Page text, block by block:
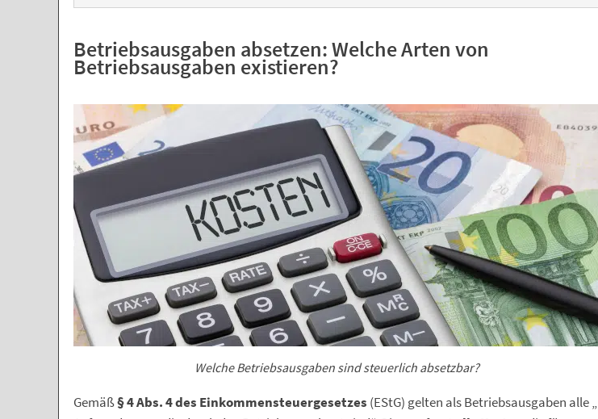
Betriebsausgaben absetzen: Welche Arten von
Betriebsausgaben existieren?
Welche Betriebsausgaben sind steuerlich absetzbar?
Gemäß§ 4 Abs. 4 des Einkommensteuergesetzes (EStG) gelten als Betriebsausgaben alle „